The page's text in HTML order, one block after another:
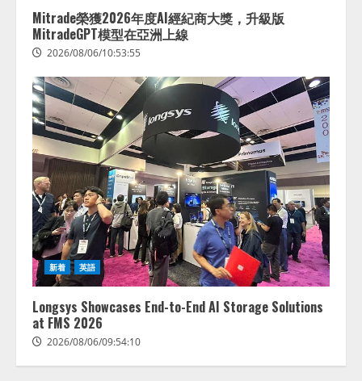
Mitrade榮獲2026年度AI經紀商大獎，升級版
MitradeGPT模型在亞洲上線
2026/08/06/10:53:55
新着 英語
Longsys Showcases End-to-End AI Storage Solutions
at FMS 2026
2026/08/06/09:54:10
Human to AIからAI to AI時代の到
来を見据え、顧客接点を収益に変
える「Helpfeel Growth」提供開始